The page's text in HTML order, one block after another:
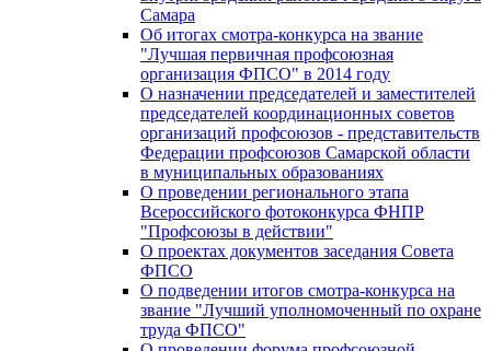
Самара
Об итогах смотра-конкурса на звание
"Лучшая первичная профсоюзная
организация ФПСО" в 2014 году
О назначении председателей и заместителей
председателей координационных советов
организаций профсоюзов - представительств
Федерации профсоюзов Самарской области
в муниципальных образованиях
О проведении регионального этапа
Всероссийского фотоконкурса ФНПР
"Профсоюзы в действии"
О проектах документов заседания Совета
ФПСО
О подведении итогов смотра-конкурса на
звание "Лучший уполномоченный по охране
труда ФПСО"